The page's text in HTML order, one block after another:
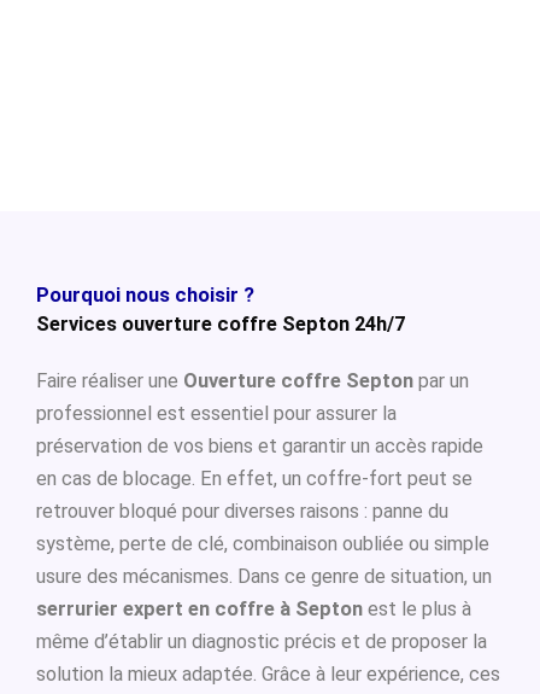
Pourquoi nous choisir ?
Services ouverture coffre Septon 24h/7
Faire réaliser une Ouverture coffre Septon par un
professionnel est essentiel pour assurer la
préservation de vos biens et garantir un accès rapide
en cas de blocage. En effet, un coffre-fort peut se
retrouver bloqué pour diverses raisons : panne du
système, perte de clé, combinaison oubliée ou simple
usure des mécanismes. Dans ce genre de situation, un
serrurier expert en coffre à Septon est le plus à
même d’établir un diagnostic précis et de proposer la
solution la mieux adaptée. Grâce à leur expérience, ces